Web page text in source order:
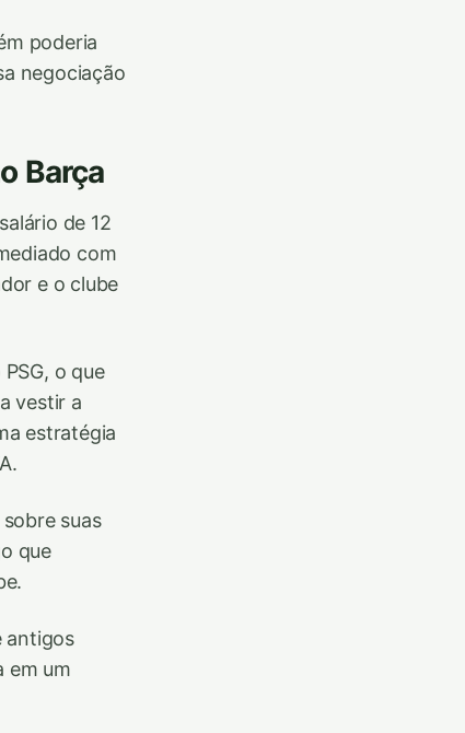
poderia
negociação
Barça
de 12
com
e o clube
o que
vestir a
estratégia
suas
que
antigos
em um